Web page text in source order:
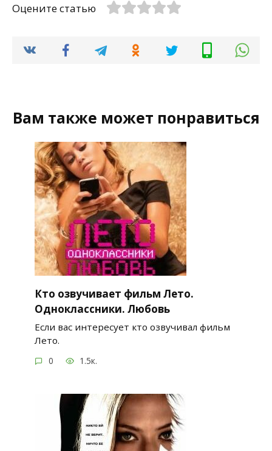
Оцените статью
Вам также может понравиться
Кто озвучивает фильм Лето.
Одноклассники. Любовь
Если вас интересует кто озвучивал фильм
Лето.
0 1.5к.